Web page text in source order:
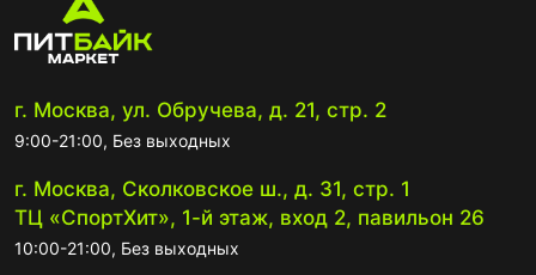
г. Москва, ул. Обручева, д. 21, стр. 2
9:00-21:00, Без выходных
г. Москва, Сколковское ш., д. 31, стр. 1
ТЦ «СпортХит», 1-й этаж, вход 2, павильон 26
10:00-21:00, Без выходных